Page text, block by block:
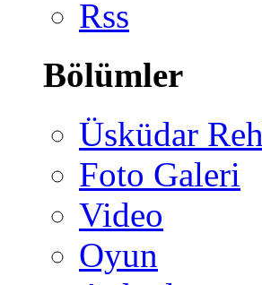
Rss
Bölümler
Üsküdar
Foto Galeri
Video
Oyun